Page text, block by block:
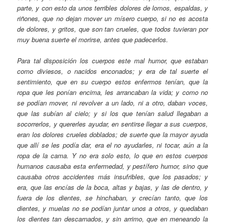
parte, y con esto da unos terribles dolores de lomos, espaldas, y
riñones, que no dejan mover un mísero cuerpo, si no es acosta
de dolores, y gritos, que son tan crueles, que todos tuvieran por
muy buena suerte el morirse, antes que padecerlos.
Para tal disposición los cuerpos este mal humor, que estaban
como diviesos, o nacidos enconados; y era de tal suerte el
sentimiento, que en su cuerpo estos enfermos tenían, que la
ropa que les ponían encima, les arrancaban la vida; y como no
se podían mover, ni revolver a un lado, ni a otro, daban voces,
que las subían al cielo; y si los que tenían salud llegaban a
socorrerlos, y quererles ayudar, en sentirse llegar a sus cuerpos,
eran los dolores crueles doblados; de suerte que la mayor ayuda
que allí se les podía dar, era el no ayudarles, ni tocar, aún a la
ropa de la cama. Y no era solo esto, lo que en estos cuerpos
humanos causaba esta enfermedad, y pestífero humor, sino que
causaba otros accidentes más insufribles, que los pasados; y
era, que las encías de la boca, altas y bajas, y las de dentro, y
fuera de los dientes, se hinchaban, y crecían tanto, que los
dientes, y muelas no se podían juntar unos a otros, y quedaban
los dientes tan descarnados, y sin arrimo, que en meneando la